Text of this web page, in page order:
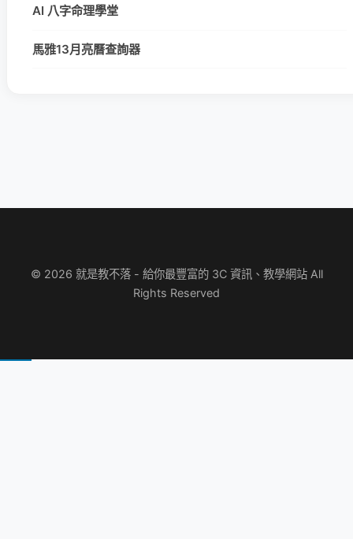
AI 八字命理學堂
馬雅13月亮曆查詢器
© 2026 就是教不落 - 給你最豐富的 3C 資訊、教學網站 All
Rights Reserved